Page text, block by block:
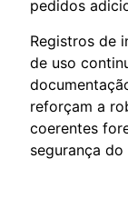
pedidos
Registros de
de uso
reforçam a
coerentes
segurança